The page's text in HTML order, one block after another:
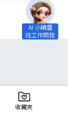
收藏夾